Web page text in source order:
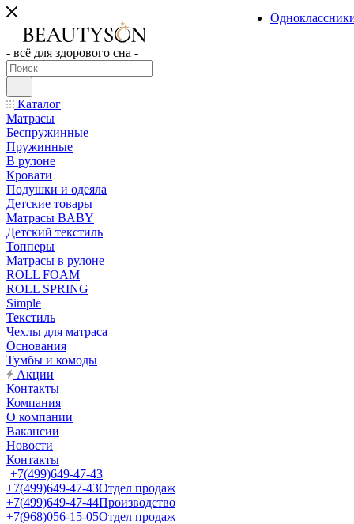
- всё для здорового сна -
Каталог
Матрасы
Беспружинные
Пружинные
В рулоне
Кровати
Подушки и одеяла
Детские товары
Матрасы BABY
Детский текстиль
Топперы
Матрасы в рулоне
ROLL FOAM
ROLL SPRING
Simple
Текстиль
Чехлы для матраса
Основания
Тумбы и комоды
Акции
Контакты
Компания
О компании
Вакансии
Новости
Контакты
+7(499)649-47-43
+7(499)649-47-43Отдел продаж
+7(499)649-47-44Производство
+7(968)056-15-05Отдел продаж